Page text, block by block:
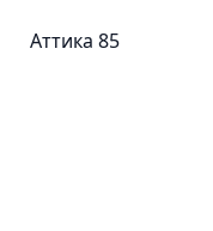
Аттика 85